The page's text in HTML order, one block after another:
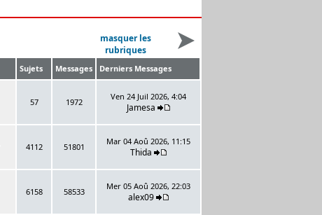
masquer les
rubriques
Sujets Messages Derniers Messages
57 1972
Ven 24 Juil 2026, 4:04
Jamesa
4112 51801
Mar 04 Aoû 2026, 11:15
Thida
6158 58533
Mer 05 Aoû 2026, 22:03
alex09